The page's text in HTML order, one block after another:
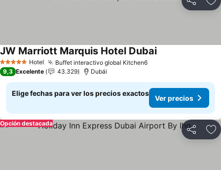
Compartir
5 Estrellas Hotel Buffet interactivo global Kitchen6
JW Marriott Marquis Hotel Dubai
9,3 Excelente 43.329 Dubái
Elige fechas para ver los precios exactos
Ver precios
Compartir
Opción destacada